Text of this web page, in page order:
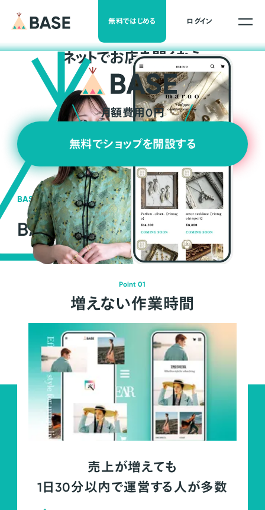
無料ではじめる ログイン
ネットでお店を開くなら
月額費用0円
無料でショップを開設する
BASEの強み
BASEが強い3つの理由
Point 01
増えない作業時間
売上が増えても
1日30分以内で運営する人が多数